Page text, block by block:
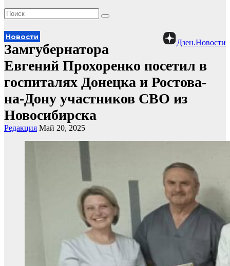
Дзен.Новости
Новости
Замгубернатора
Евгений Прохоренко посетил в
госпиталях Донецка и Ростова-
на-Дону участников СВО из
Новосибирска
Редакция Май 20, 2025